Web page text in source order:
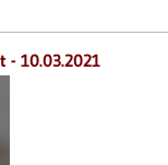
- 10.03.2021